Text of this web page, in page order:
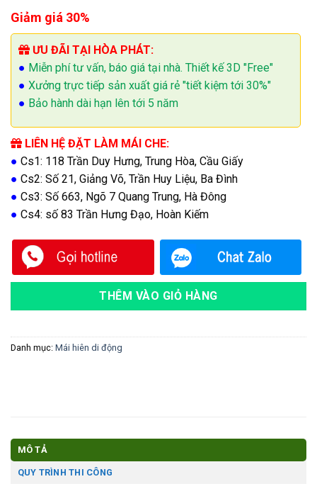
Giảm giá 30%
ƯU ĐÃI TẠI HÒA PHÁT:
● Miễn phí tư vấn, báo giá tại nhà. Thiết kế 3D "Free"
● Xưởng trực tiếp sản xuất giá rẻ "tiết kiệm tới 30%"
● Bảo hành dài hạn lên tới 5 năm
LIÊN HỆ ĐẶT LÀM MÁI CHE:
● Cs1: 118 Trần Duy Hưng, Trung Hòa, Cầu Giấy
● Cs2: Số 21, Giảng Võ, Trần Huy Liệu, Ba Đình
● Cs3: Số 663, Ngõ 7 Quang Trung, Hà Đông
● Cs4: số 83 Trần Hưng Đạo, Hoàn Kiếm
THÊM VÀO GIỎ HÀNG
Danh mục: Mái hiên di động
MÔ TẢ
QUY TRÌNH THI CÔNG